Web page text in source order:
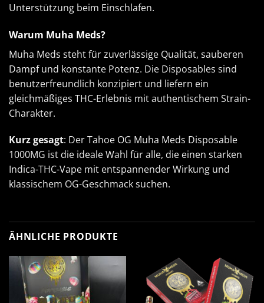
Unterstützung beim Einschlafen.
Warum Muha Meds?
Muha Meds steht für zuverlässige Qualität, sauberen
Dampf und konstante Potenz. Die Disposables sind
benutzerfreundlich konzipiert und liefern ein
gleichmäßiges THC-Erlebnis mit authentischem Strain-
Charakter.
Kurz gesagt: Der Tahoe OG Muha Meds Disposable
1000MG ist die ideale Wahl für alle, die einen starken
Indica-THC-Vape mit entspannender Wirkung und
klassischem OG-Geschmack suchen.
ÄHNLICHE PRODUKTE